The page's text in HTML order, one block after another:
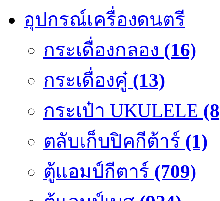
อุปกรณ์เครื่องดนตรี
กระเดื่องกลอง (16)
กระเดื่องคู๋ (13)
กระเป๋า UKULELE
ตลับเก็บปิคกีต้าร์ (1)
ตู้แอมป์กีตาร์ (709)